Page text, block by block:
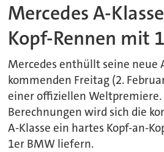
Mercedes A-
Kopf-Rennen mit
Mercedes enthüllt seine neue
kommenden Freitag (2.
einer offiziellen Weltpremiere.
Berechnungen wird sich die
A-Klasse ein hartes Kopf-an-
1er BMW liefern.